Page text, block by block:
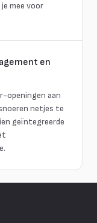
mee voor
en
openingen aan
netjes te
geïntegreerde